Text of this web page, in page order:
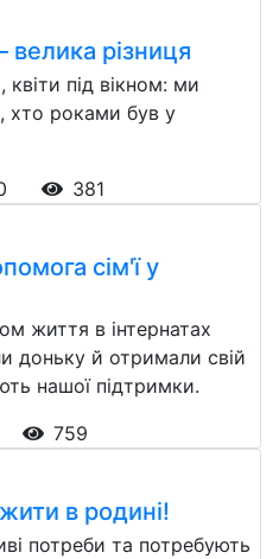
різниця
квіти під вікном: ми
хто роками був у
381
сім'ї у
життя в інтернатах
доньку й отримали свій
нашої підтримки.
759
в родині!
потреби та потребують